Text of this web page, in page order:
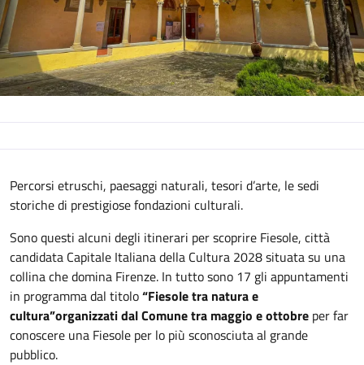
Descrizione
Percorsi etruschi, paesaggi naturali, tesori d’arte, le sedi
storiche di prestigiose fondazioni culturali.
Sono questi alcuni degli itinerari per scoprire Fiesole, città
candidata Capitale Italiana della Cultura 2028 situata su una
collina che domina Firenze. In tutto sono 17 gli appuntamenti
in programma dal titolo“Fiesole tra natura e
cultura”organizzati dal Comune tra maggio e ottobre per far
conoscere una Fiesole per lo più sconosciuta al grande
pubblico.